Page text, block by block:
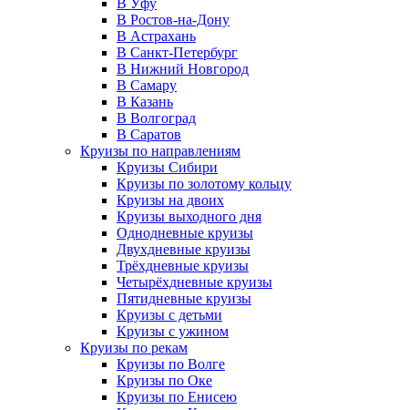
В Уфу
В Ростов-на-Дону
В Астрахань
В Санкт-Петербург
В Нижний Новгород
В Самару
В Казань
В Волгоград
В Саратов
Круизы по направлениям
Круизы Сибири
Круизы по золотому кольцу
Круизы на двоих
Круизы выходного дня
Однодневные круизы
Двухдневные круизы
Трёхдневные круизы
Четырёхдневные круизы
Пятидневные круизы
Круизы с детьми
Круизы с ужином
Круизы по рекам
Круизы по Волге
Круизы по Оке
Круизы по Енисею